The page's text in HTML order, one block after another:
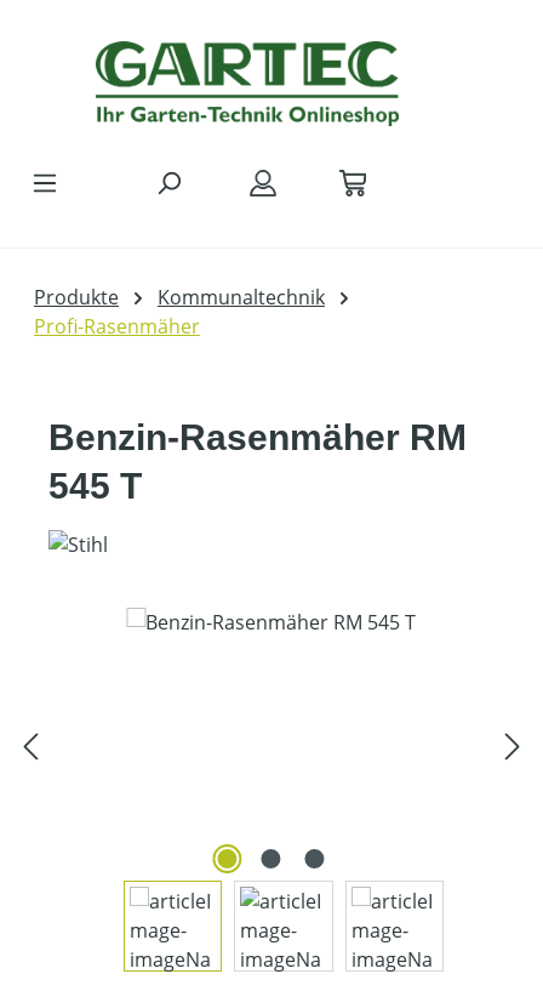
Produkte
Kommunaltechnik
Profi-Rasenmäher
Benzin-Rasenmäher RM
545 T
Bildergalerie überspringen